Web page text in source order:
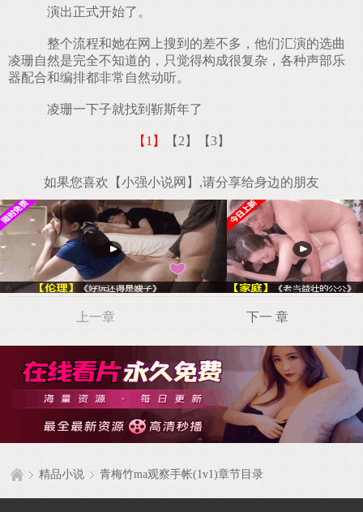
演出正式开始了。
整个流程和她在网上搜到的差不多，他们汇演的选曲
凌珊自然是完全不知道的，只觉得构成很复杂，各种声部乐
器配合和编排都非常自然动听。
凌珊一下子就找到靳斯年了
【1】 【2】 【3】
如果您喜欢【小强小说网】,请分享给身边的朋友
上一章 下一 章
精品小说 青梅竹ma观察手帐(1v1)章节目录